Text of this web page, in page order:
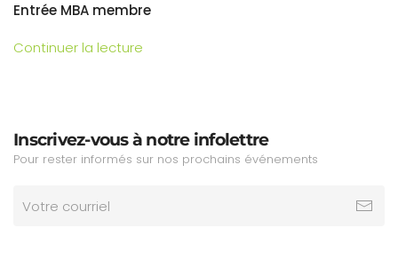
Entrée MBA membre
Continuer la lecture
Inscrivez-vous à notre infolettre
Pour rester informés sur nos prochains événements